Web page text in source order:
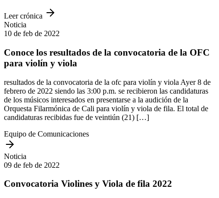
Leer crónica
Noticia
10 de feb de 2022
Conoce los resultados de la convocatoria de la OFC
para violín y viola
resultados de la convocatoria de la ofc para violín y viola Ayer 8 de
febrero de 2022 siendo las 3:00 p.m. se recibieron las candidaturas
de los músicos interesados en presentarse a la audición de la
Orquesta Filarmónica de Cali para violín y viola de fila. El total de
candidaturas recibidas fue de veintiún (21) […]
Equipo de Comunicaciones
Noticia
09 de feb de 2022
Convocatoria Violines y Viola de fila 2022